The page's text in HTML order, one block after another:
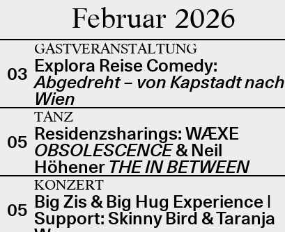
Februar 2026
03
GASTVERANSTALTUNG
Explora Reise Comedy:
Abgedreht – von Kapstadt nach
Wien
05
TANZ
Residenzsharings: WÆXE
OBSOLESCENCE& Neil
Höhener THE IN BETWEEN
05
KONZERT
Big Zis & Big Hug Experience |
Support: Skinny Bird & Taranja